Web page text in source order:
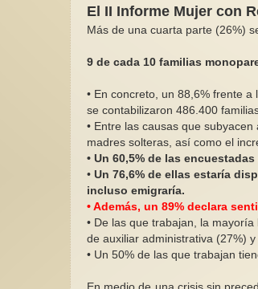
El II Informe Mujer con
Más de una cuarta parte (26%)
9 de cada 10 familias
• En concreto, un 88,6% frente
se contabilizaron 486.400
• Entre las causas que
madres solteras, así como el
• Un 60,5% de las
• Un 76,6% de ellas estaría
incluso emigraría.
• Además, un 89% declara
• De las que trabajan, la
de auxiliar administrativa (27%)
• Un 50% de las que trabajan